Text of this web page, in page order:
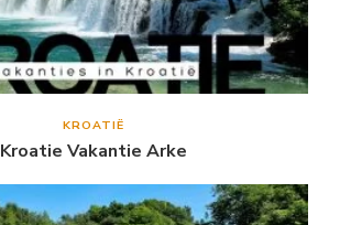
KROATIË
Kroatie Vakantie Arke